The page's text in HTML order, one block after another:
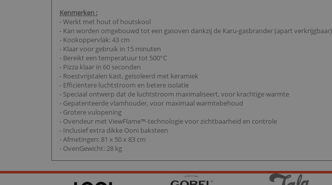
Kenmerken :
- Werkt met hout of houtskool
- Kan worden omgebouwd tot een gasoven dankzij de Karu-gasbrander (apart verkrijgbaar)
- Kookoppervlak: 43 cm
- Klaar voor gebruik in 15 minuten
- Bereikt een temperatuur tot 500°C
- Pizza klaar in 60 seconden
- Roestvrijstalen kast, geïsoleerd met keramiek
- Efficiëntere luchtstroom en betere isolatie
- Speciaal ontwerp dat de luchtstroom maximaliseert, voor krachtige warmte
- Gepatenteerde vlamhouder, voor maximaal warmtebehoud
- Grotere vulopening
- Ovendeur met ViewFlame™-technologie voor zichtbaarheid en controle
- Inclusief extra dikke Ooni baksteen
- Afmetingen: 81 x 50 x 83 cm
- OvenGewicht: 28 kg